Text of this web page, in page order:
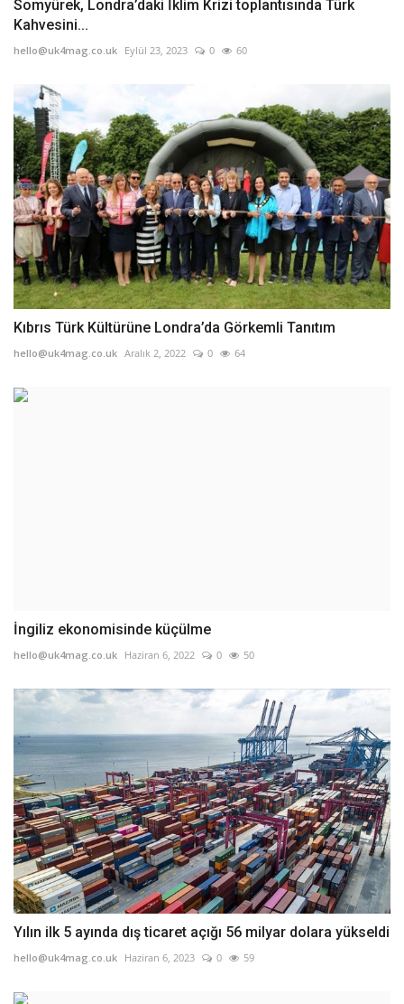
Somyürek, Londra’daki İklim Krizi toplantısında Türk
Kahvesini...
hello@uk4mag.co.uk Eylül 23, 2023 0 60
Kıbrıs Türk Kültürüne Londra’da Görkemli Tanıtım
hello@uk4mag.co.uk Aralık 2, 2022 0 64
İngiliz ekonomisinde küçülme
hello@uk4mag.co.uk Haziran 6, 2022 0 50
Yılın ilk 5 ayında dış ticaret açığı 56 milyar dolara yükseldi
hello@uk4mag.co.uk Haziran 6, 2023 0 59